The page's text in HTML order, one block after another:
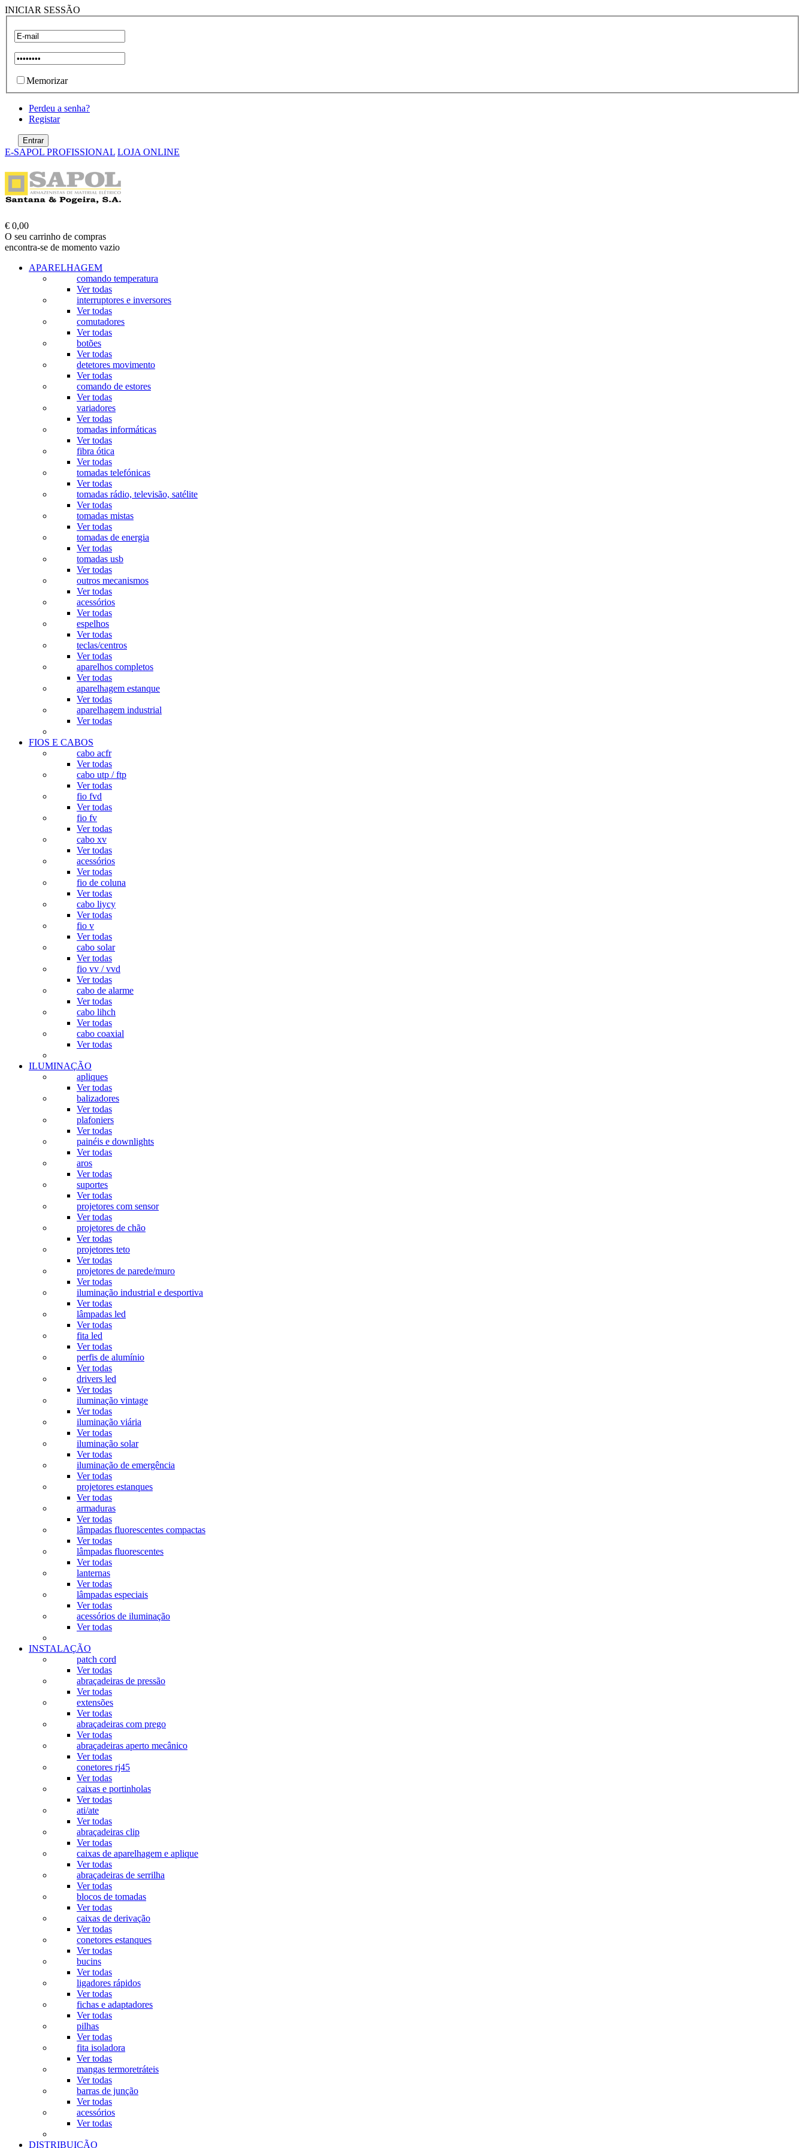
INICIAR SESSÃO
Memorizar
Perdeu a senha?
Registar
E-SAPOL PROFISSIONAL LOJA ONLINE
€ 0,00
O seu carrinho de compras
encontra-se de momento vazio
APARELHAGEM
comando temperatura
Ver todas
interruptores e inversores
Ver todas
comutadores
Ver todas
botões
Ver todas
detetores movimento
Ver todas
comando de estores
Ver todas
variadores
Ver todas
tomadas informáticas
Ver todas
fibra ótica
Ver todas
tomadas telefónicas
Ver todas
tomadas rádio, televisão, satélite
Ver todas
tomadas mistas
Ver todas
tomadas de energia
Ver todas
tomadas usb
Ver todas
outros mecanismos
Ver todas
acessórios
Ver todas
espelhos
Ver todas
teclas/centros
Ver todas
aparelhos completos
Ver todas
aparelhagem estanque
Ver todas
aparelhagem industrial
Ver todas
FIOS E CABOS
cabo acfr
Ver todas
cabo utp / ftp
Ver todas
fio fvd
Ver todas
fio fv
Ver todas
cabo xv
Ver todas
acessórios
Ver todas
fio de coluna
Ver todas
cabo liycy
Ver todas
fio v
Ver todas
cabo solar
Ver todas
fio vv / vvd
Ver todas
cabo de alarme
Ver todas
cabo lihch
Ver todas
cabo coaxial
Ver todas
ILUMINAÇÃO
apliques
Ver todas
balizadores
Ver todas
plafoniers
Ver todas
painéis e downlights
Ver todas
aros
Ver todas
suportes
Ver todas
projetores com sensor
Ver todas
projetores de chão
Ver todas
projetores teto
Ver todas
projetores de parede/muro
Ver todas
iluminação industrial e desportiva
Ver todas
lâmpadas led
Ver todas
fita led
Ver todas
perfis de alumínio
Ver todas
drivers led
Ver todas
iluminação vintage
Ver todas
iluminação viária
Ver todas
iluminação solar
Ver todas
iluminação de emergência
Ver todas
projetores estanques
Ver todas
armaduras
Ver todas
lâmpadas fluorescentes compactas
Ver todas
lâmpadas fluorescentes
Ver todas
lanternas
Ver todas
lâmpadas especiais
Ver todas
acessórios de iluminação
Ver todas
INSTALAÇÃO
patch cord
Ver todas
abraçadeiras de pressão
Ver todas
extensões
Ver todas
abraçadeiras com prego
Ver todas
abraçadeiras aperto mecânico
Ver todas
conetores rj45
Ver todas
caixas e portinholas
Ver todas
ati/ate
Ver todas
abraçadeiras clip
Ver todas
caixas de aparelhagem e aplique
Ver todas
abraçadeiras de serrilha
Ver todas
blocos de tomadas
Ver todas
caixas de derivação
Ver todas
conetores estanques
Ver todas
bucins
Ver todas
ligadores rápidos
Ver todas
fichas e adaptadores
Ver todas
pilhas
Ver todas
fita isoladora
Ver todas
mangas termoretráteis
Ver todas
barras de junção
Ver todas
acessórios
Ver todas
DISTRIBUIÇÃO